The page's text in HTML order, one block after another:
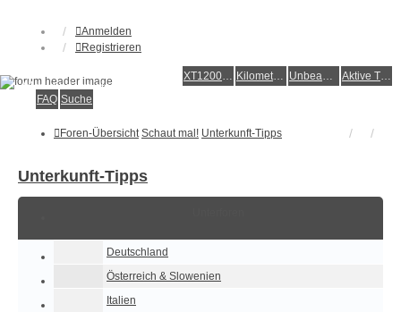
Anmelden
Registrieren
XT1200Z-Wiki Kilometerstatistik Unbeantwortete Themen Aktive Themen
Alles rund um die Yamaha XT1200Z Super Ténéré
FAQ Suche
Foren-Übersicht Schaut mal! Unterkunft-Tipps
Unterkunft-Tipps
Deutschland
Österreich & Slowenien
Italien